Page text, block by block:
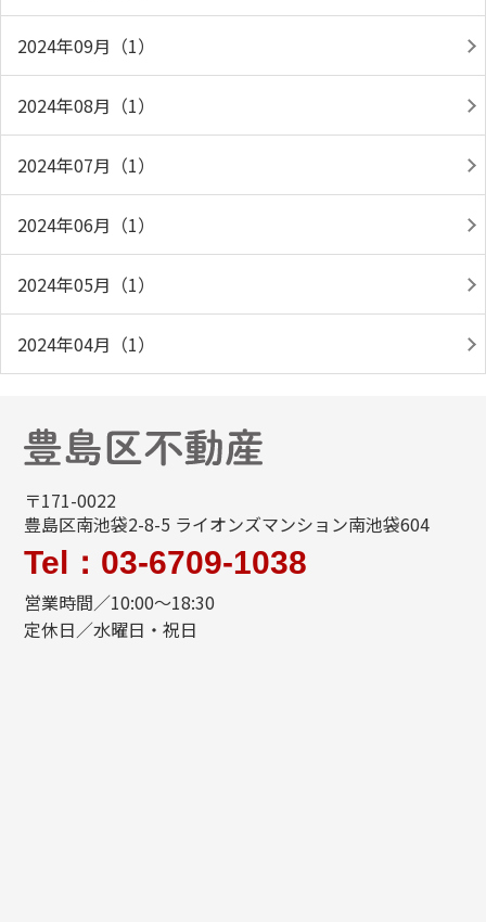
2024年09月（1）
2024年08月（1）
2024年07月（1）
2024年06月（1）
2024年05月（1）
2024年04月（1）
〒171-0022
豊島区南池袋2-8-5 ライオンズマンション南池袋604
Tel：03-6709-1038
営業時間／10:00～18:30
定休日／水曜日・祝日